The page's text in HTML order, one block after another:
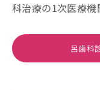
科治療の1次医療機
呂歯科